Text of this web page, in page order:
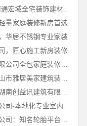
靠谱全屋装修公司多少钱-南通宏域全宅装饰建材有限公司
量家庭装修新房首选
华居不锈钢专业家装
，匠心施工新房装修
福建尚艺空间新材料科技有限公司全包家庭装修口碑优选报价明细
专业家装装修哪家专业，佛山市雅居美家建筑装饰工程有限公司全流程管控透明